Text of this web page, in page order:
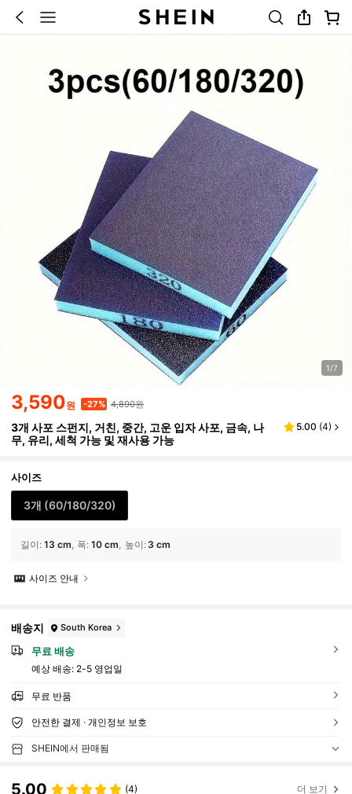
1/7
3,590원 -27% 4,890원
3개 사포 스펀지, 거친, 중간, 고운 입자 사포, 금속, 나
무, 유리, 세척 가능 및 재사용 가능
5.00 (4)
사이즈
3개 (60/180/320)
길이 : 13 cm 폭: 10 cm 높이 : 3 cm
사이즈 안내
배송지 South Korea
무료 배송
예상 배송: 2-5 영업일
무료 반품
안전한 결제 · 개인정보 보호
SHEIN에서 판매됨
5.00 (4) 더 보기